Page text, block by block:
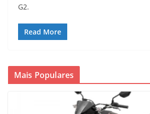
G2.
Read More
Mais Populares